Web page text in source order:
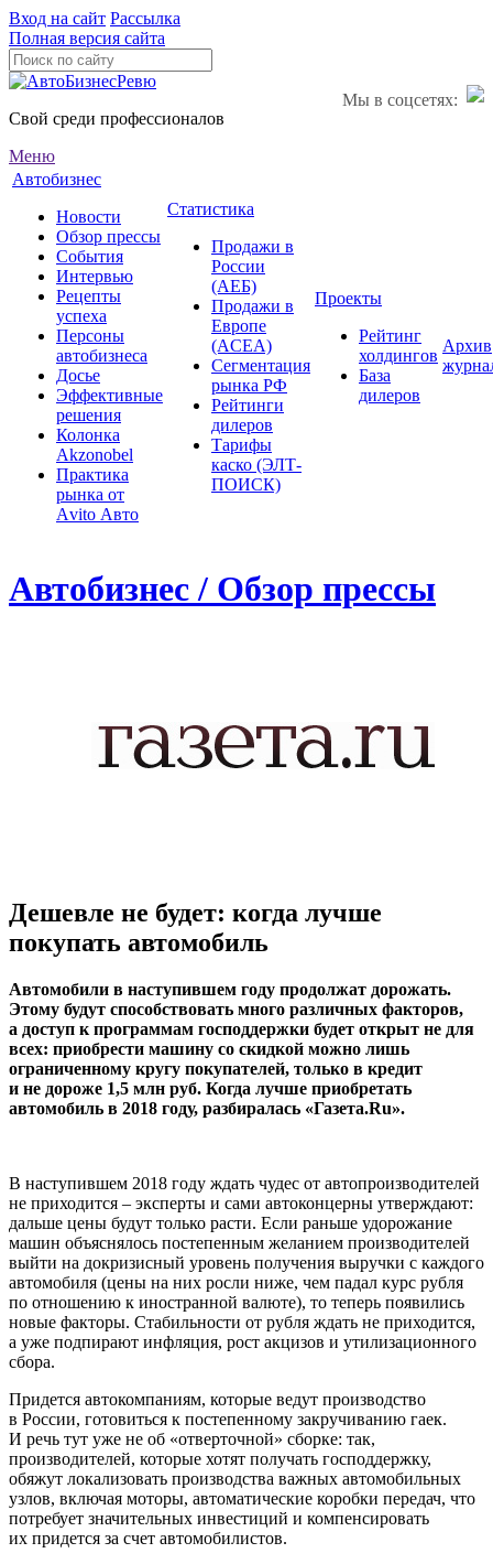
Вход на сайт Рассылка
Полная версия сайта
Мы в соцсетях:
Свой среди профессионалов
Меню
Автобизнес
Новости
Обзор прессы
События
Интервью
Рецепты
успеха
Персоны
автобизнеса
Досье
Эффективные
решения
Колонка
Akzonobel
Практика
рынка от
Аvito Авто
Статистика
Продажи в
России
(АЕБ)
Продажи в
Европе
(ACEA)
Сегментация
рынка РФ
Рейтинги
дилеров
Тарифы
каско (ЭЛТ-
ПОИСК)
Проекты
Рейтинг
холдингов
База
дилеров
Архив
Автобизнес / Обзор прессы
Дешевле не будет: когда лучше
покупать автомобиль
Автомобили в наступившем году продолжат дорожать.
Этому будут способствовать много различных факторов,
а доступ к программам господдержки будет открыт не для
всех: приобрести машину со скидкой можно лишь
ограниченному кругу покупателей, только в кредит
и не дороже 1,5 млн руб. Когда лучше приобретать
автомобиль в 2018 году, разбиралась «Газета.Ru».
В наступившем 2018 году ждать чудес от автопроизводителей
не приходится – эксперты и сами автоконцерны утверждают:
дальше цены будут только расти. Если раньше удорожание
машин объяснялось постепенным желанием производителей
выйти на докризисный уровень получения выручки с каждого
автомобиля (цены на них росли ниже, чем падал курс рубля
по отношению к иностранной валюте), то теперь появились
новые факторы. Стабильности от рубля ждать не приходится,
а уже подпирают инфляция, рост акцизов и утилизационного
сбора.
Придется автокомпаниям, которые ведут производство
в России, готовиться к постепенному закручиванию гаек.
И речь тут уже не об «отверточной» сборке: так,
производителей, которые хотят получать господдержку,
обяжут локализовать производства важных автомобильных
узлов, включая моторы, автоматические коробки передач, что
потребует значительных инвестиций и компенсировать
их придется за счет автомобилистов.